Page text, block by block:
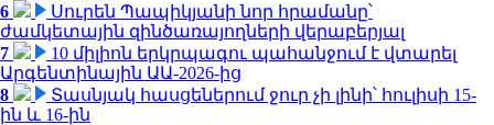
6
Սուրեն Պապիկյանի նոր հրամանը՝
ժամկետային զինծառայողների վերաբերյալ
7
10 միլիոն երկրպագու պահանջում է վտարել
Արգենտինային ԱԱ-2026-ից
8
Տասնյակ հասցեներում ջուր չի լինի՝ հուլիսի 15-
ին և 16-ին